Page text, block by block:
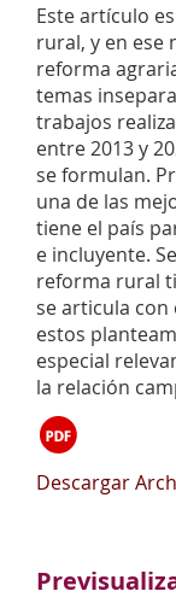
Este artículo
rural, y en ese
reforma
temas
trabajos
entre 2013 y
se formulan.
una de las
tiene el país
e incluyente.
reforma rural
se articula
estos
especial
la relación
Descargar